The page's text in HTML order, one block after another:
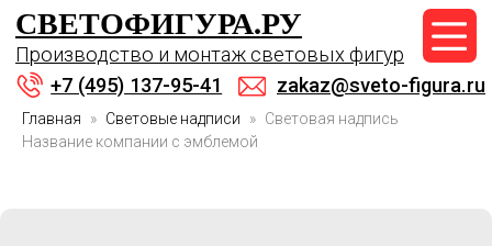
СВЕТОФИГУРА.РУ
Производство и монтаж световых фигур
zakaz@sveto-figura.ru
+7 (495) 137-95-41
zakaz@sveto-figura.ru
+7 (495) 137-95-41
Главная Световые надписи
Световая надпись
Название компании с эмблемой